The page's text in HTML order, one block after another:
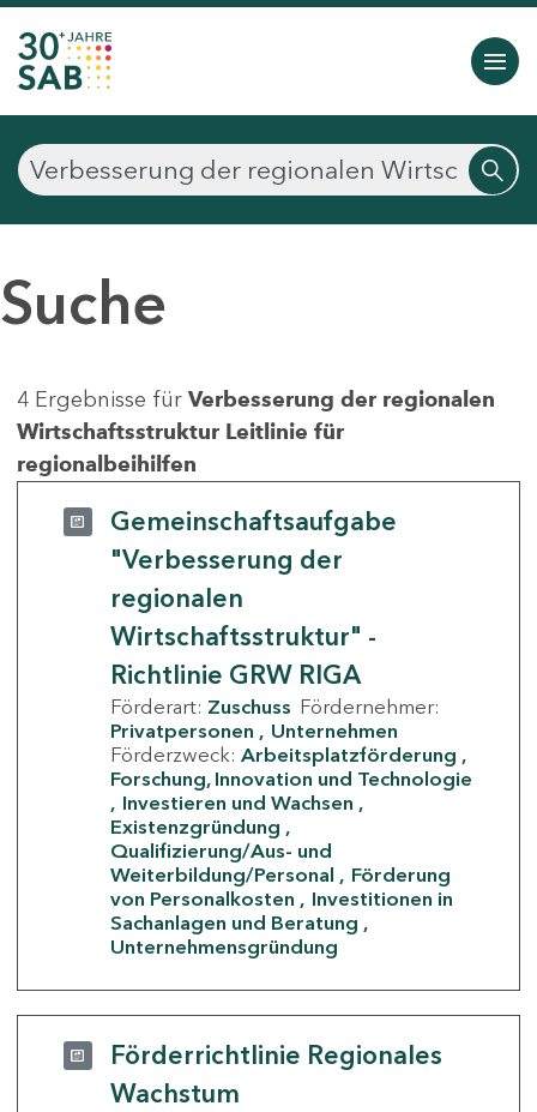
Suche
4 Ergebnisse für Verbesserung der regionalen
Wirtschaftsstruktur Leitlinie für
regionalbeihilfen
Gemeinschaftsaufgabe
"Verbesserung der
regionalen
Wirtschaftsstruktur" -
Richtlinie GRW RIGA
Förderart: Zuschuss Fördernehmer:
Privatpersonen
Unternehmen
Förderzweck: Arbeitsplatzförderung
Forschung, Innovation und Technologie
Investieren und Wachsen
Existenzgründung
Qualifizierung/Aus- und
Weiterbildung/Personal
Förderung
von Personalkosten
Investitionen in
Sachanlagen und Beratung
Unternehmensgründung
Förderrichtlinie Regionales
Wachstum